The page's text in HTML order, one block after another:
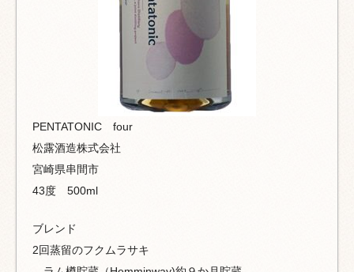
PENTATONIC four
松露酒造株式会社
宮崎県串間市
43度 500ml
ブレンド
2回蒸留のフクムラサキ